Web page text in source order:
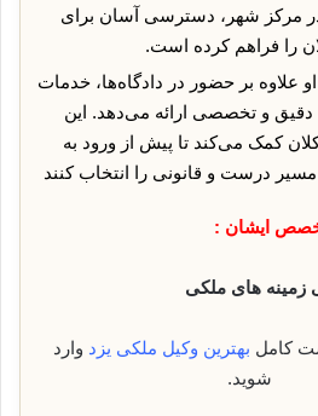
مرکز شهر، دسترسی آسان برای
را فراهم کرده است.
او علاوه بر حضور در دادگاه‌ها، خدمات
و تخصصی ارائه می‌دهد. این
کمک می‌کند تا پیش از ورود به
درست و قانونی را انتخاب کنند
ایشان :
زمینه های ملکی
کامل بهترین وکیل ملکی یزد وارد
شوید.